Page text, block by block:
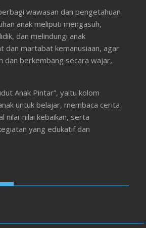
wawasan dan pengetahuan
anak meliputi mengasuh,
dan melindungi anak
dan martabat kemanusiaan, agar
dan berkembang secara wajar,
Anak Pintar”, yaitu kolom
untuk belajar, membaca cerita
nilai-nilai kebaikan, serta
yang edukatif dan